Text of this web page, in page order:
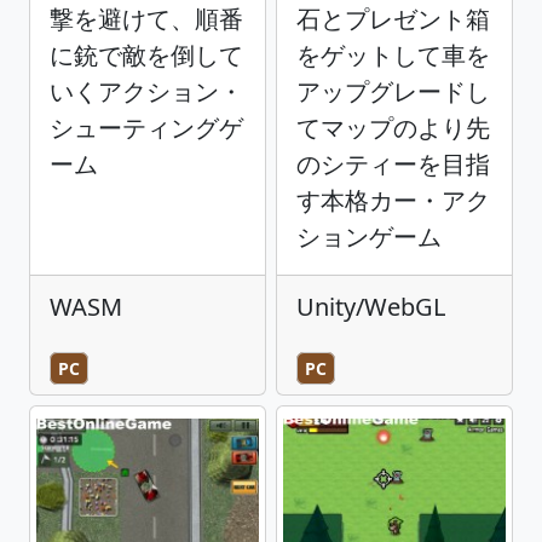
撃を避けて、順番
に銃で敵を倒して
いくアクション・
シューティングゲ
ーム
WASM
PC
石とプレゼント箱
をゲットして車を
アップグレードし
てマップのより先
のシティーを目指
す本格カー・アク
ションゲーム
Unity/WebGL
PC